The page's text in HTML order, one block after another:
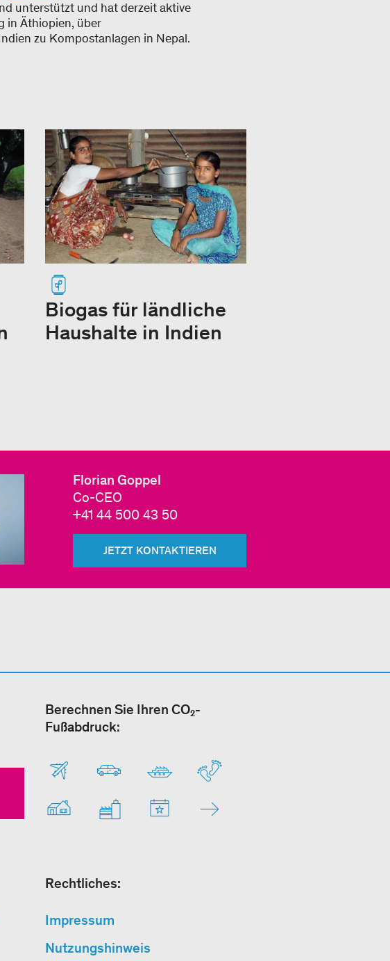
unterstützt und hat derzeit aktive
in Äthiopien, über
zu Kompostanlagen in Nepal.
Biogas für ländliche
Haushalte in Indien
Florian Goppel
Co-CEO
+41 44 500 43 50
JETZT KONTAKTIEREN
Berechnen Sie Ihren CO₂-
Fußabdruck:
Rechtliches:
Impressum
Nutzungshinweis